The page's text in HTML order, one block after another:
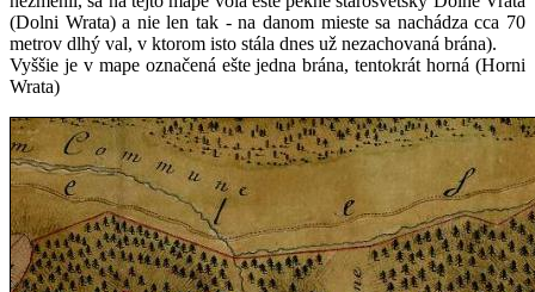
(Dolni Wrata) a nie len tak - na danom mieste sa nachádza cca 70
metrov dlhý val, v ktorom isto stála dnes už nezachovaná brána).
Vyššie je v mape označená ešte jedna brána, tentokrát horná (Horni
Wrata)